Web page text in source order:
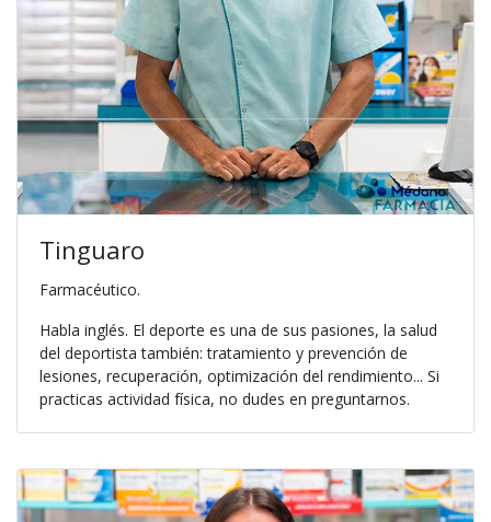
Tinguaro
Farmacéutico.
Habla inglés. El deporte es una de sus pasiones, la salud
del deportista también: tratamiento y prevención de
lesiones, recuperación, optimización del rendimiento... Si
practicas actividad física, no dudes en preguntarnos.